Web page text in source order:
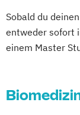
Sobald du
entweder sofort
einem Master